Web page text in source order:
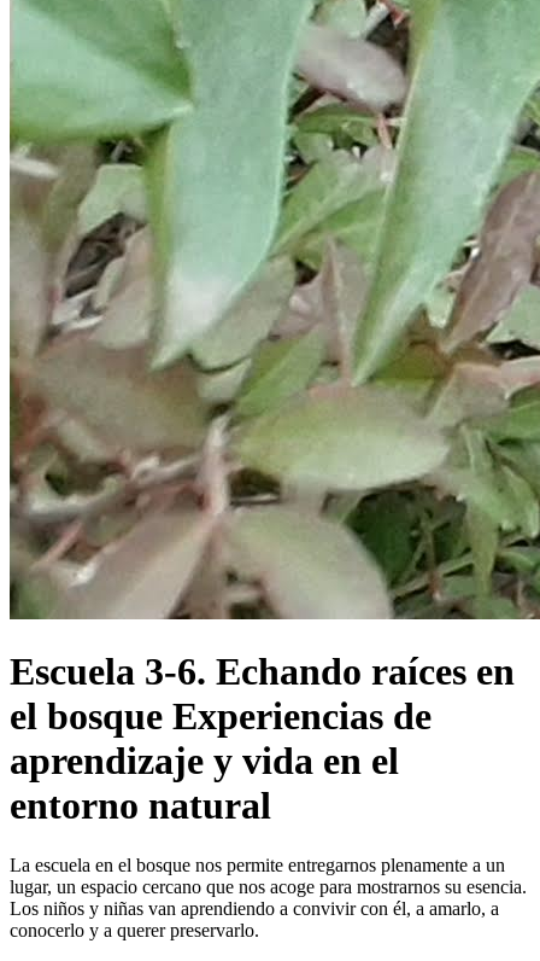
Escuela 3-6. Echando raíces en
el bosque Experiencias de
aprendizaje y vida en el
entorno natural
La escuela en el bosque nos permite entregarnos plenamente a un
lugar, un espacio cercano que nos acoge para mostrarnos su esencia.
Los niños y niñas van aprendiendo a convivir con él, a amarlo, a
conocerlo y a querer preservarlo.